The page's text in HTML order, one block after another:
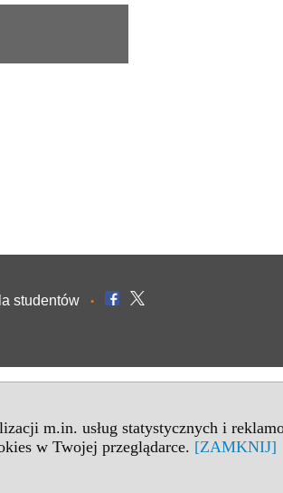
m.in. usług statystycznych i
w Twojej przeglądarce. [ZAMKNIJ]
studentów •